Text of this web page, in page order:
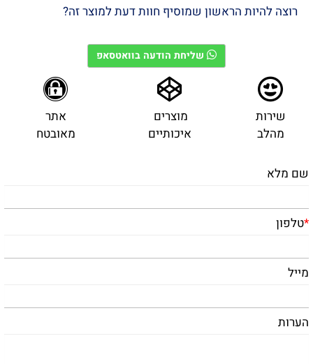
רוצה להיות הראשון שמוסיף חוות דעת למוצר זה?
שליחת הודעה בוואטסאפ
שירות
מהלב
מוצרים
איכותיים
אתר
מאובטח
שם מלא
*טלפון
מייל
הערות